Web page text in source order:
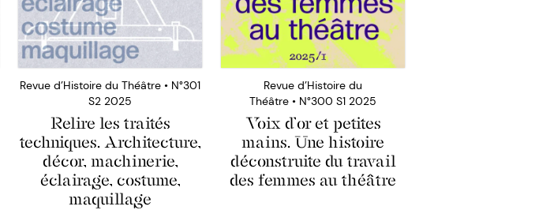
Revue d’Histoire du Théâtre • N°301
S2 2025
Relire les traités
techniques. Architecture,
décor, machinerie,
éclairage, costume,
maquillage
Revue d’Histoire du
Théâtre • N°300 S1 2025
Voix d’or et petites
mains. Une histoire
déconstruite du travail
des femmes au théâtre